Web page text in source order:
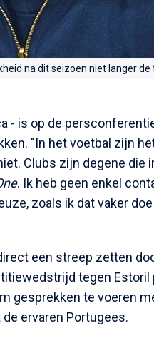
na dit seizoen niet langer de
- is op de
"In het voetbal zijn
Clubs zijn degene die
. Ik heb geen enkel
zoals ik dat vaker
een streep zetten
tegen Estoril
gesprekken te voeren
ervaren Portugees.